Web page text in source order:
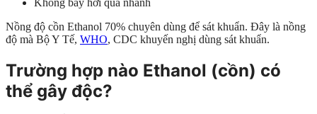
Nồng độ cồn Ethanol 70% chuyên dùng để sát khuẩn. Đây là nồng
độ mà Bộ Y Tế, WHO, CDC khuyến nghị dùng sát khuẩn.
Trường hợp nào Ethanol (cồn) có
thể gây độc?